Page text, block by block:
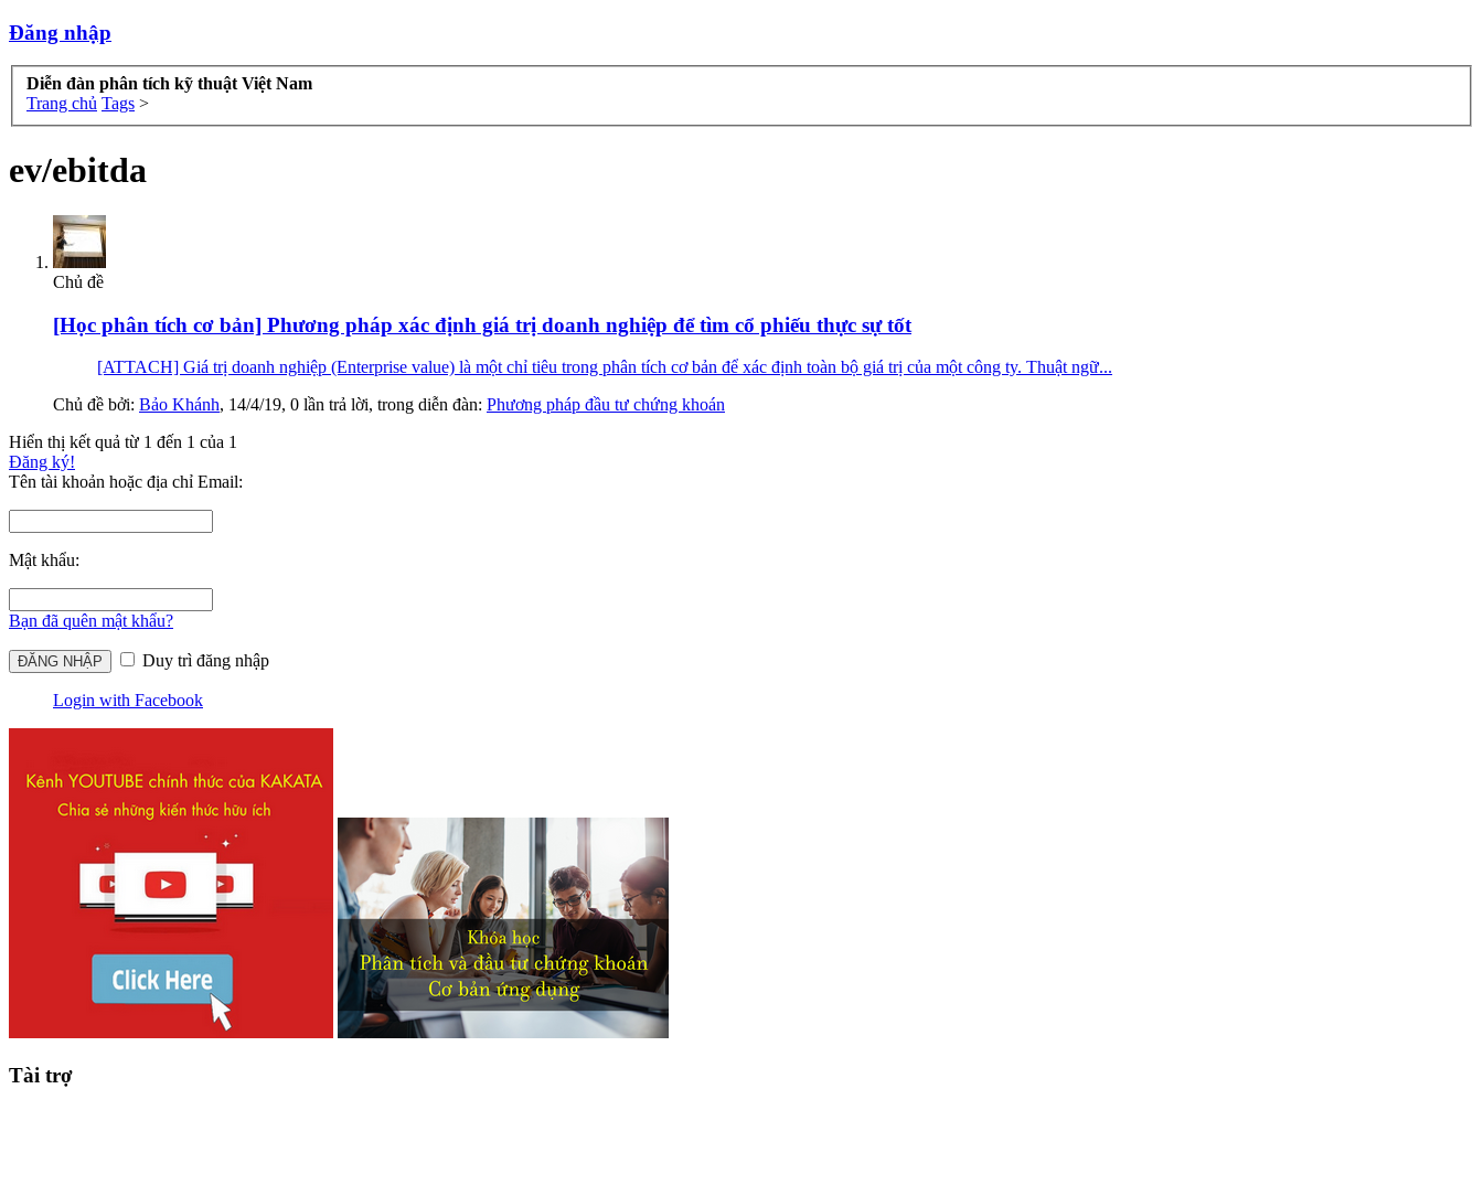
Đăng nhập
Diễn đàn phân tích kỹ thuật Việt Nam
Trang chủ Tags >
ev/ebitda
Chủ đề
[Học phân tích cơ bản] Phương pháp xác định giá trị doanh nghiệp để tìm cổ phiếu thực sự tốt
[ATTACH] Giá trị doanh nghiệp (Enterprise value) là một chỉ tiêu trong phân tích cơ bản để xác định toàn bộ giá trị của một công ty. Thuật ngữ...
Chủ đề bởi: Bảo Khánh, 14/4/19, 0 lần trả lời, trong diễn đàn: Phương pháp đầu tư chứng khoán
Hiển thị kết quả từ 1 đến 1 của 1
Đăng ký!
Tên tài khoản hoặc địa chỉ Email:
Mật khẩu:
Bạn đã quên mật khẩu?
Duy trì đăng nhập
Login with Facebook
Tài trợ